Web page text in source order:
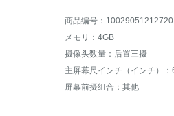
商品编号：10029051212720
メモリ：4GB
摄像头数量：后置三摄
屏幕前摄组合：其他